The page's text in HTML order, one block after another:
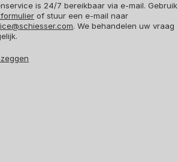
is 24/7 bereikbaar via e-mail. Gebruik
of stuur een e-mail naar
. We behandelen uw vraag